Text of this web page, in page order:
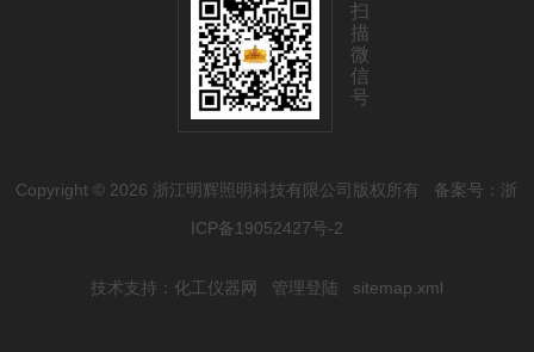
扫
描
微
信
号
Copyright © 2026 浙江明辉照明科技有限公司版权所有 备案号：浙
ICP备19052427号-2
技术支持： 化工仪器网 管理登陆 sitemap.xml